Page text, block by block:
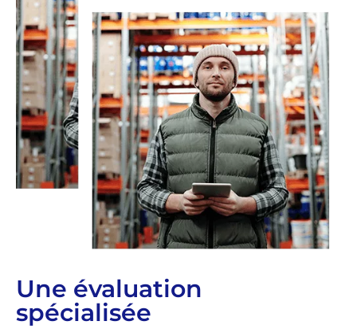
Une évaluation
spécialisée